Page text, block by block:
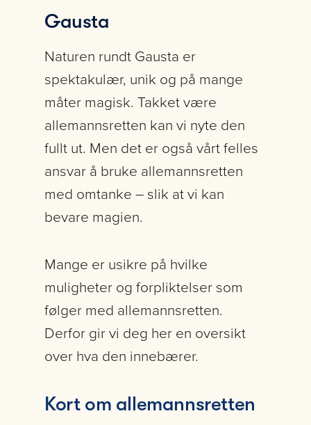
Gausta
Naturen rundt Gausta er
spektakulær, unik og på mange
måter magisk. Takket være
allemannsretten kan vi nyte den
fullt ut. Men det er også vårt felles
ansvar å bruke allemannsretten
med omtanke – slik at vi kan
bevare magien.
Mange er usikre på hvilke
muligheter og forpliktelser som
følger med allemannsretten.
Derfor gir vi deg her en oversikt
over hva den innebærer.
Kort om allemannsretten